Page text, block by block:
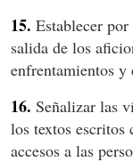
15. Establecer
salida de los
enfrentamientos y
16. Señalizar las
los textos escritos
accesos a las